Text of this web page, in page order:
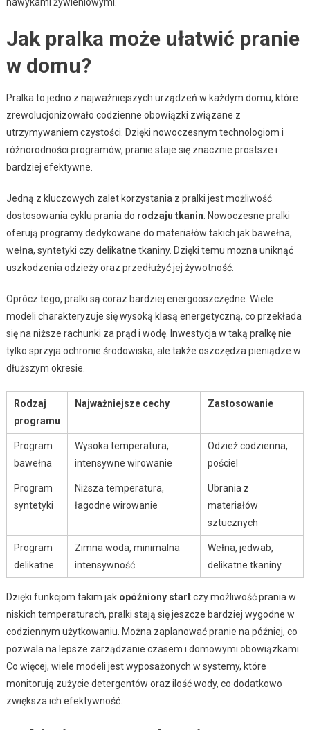
Jak pralka może ułatwić pranie
w domu?
Pralka to jedno z najważniejszych urządzeń w każdym domu, które
zrewolucjonizowało codzienne obowiązki związane z
utrzymywaniem czystości. Dzięki nowoczesnym technologiom i
różnorodności programów, pranie staje się znacznie prostsze i
bardziej efektywne.
Jedną z kluczowych zalet korzystania z pralki jest możliwość
dostosowania cyklu prania do rodzaju tkanin . Nowoczesne pralki
oferują programy dedykowane do materiałów takich jak bawełna,
wełna, syntetyki czy delikatne tkaniny. Dzięki temu można uniknąć
uszkodzenia odzieży oraz przedłużyć jej żywotność.
Oprócz tego, pralki są coraz bardziej energooszczędne. Wiele
modeli charakteryzuje się wysoką klasą energetyczną, co przekłada
się na niższe rachunki za prąd i wodę. Inwestycja w taką pralkę nie
tylko sprzyja ochronie środowiska, ale także oszczędza pieniądze w
dłuższym okresie.
Rodzaj
programu
Najważniejsze cechy Zastosowanie
Program
bawełna
Wysoka temperatura,
intensywne wirowanie
Odzież codzienna,
pościel
Program
syntetyki
Niższa temperatura,
łagodne wirowanie
Ubrania z
materiałów
sztucznych
Program
delikatne
Zimna woda, minimalna
intensywność
Wełna, jedwab,
delikatne tkaniny
Dzięki funkcjom takim jak opóźniony startczy możliwość prania w
niskich temperaturach, pralki stają się jeszcze bardziej wygodne w
codziennym użytkowaniu. Można zaplanować pranie na później, co
pozwala na lepsze zarządzanie czasem i domowymi obowiązkami.
Co więcej, wiele modeli jest wyposażonych w systemy, które
monitorują zużycie detergentów oraz ilość wody, co dodatkowo
zwiększa ich efektywność.